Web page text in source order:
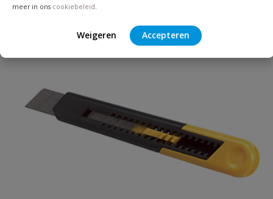
meer in ons cookiebeleid.
Weigeren Accepteren